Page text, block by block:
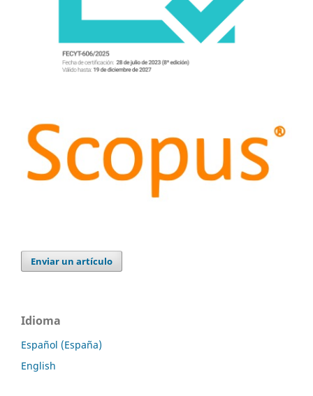
Enviar un artículo
Idioma
Español (España)
English